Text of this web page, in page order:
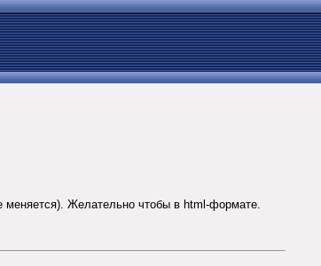
меняется). Желательно чтобы в html-формате.